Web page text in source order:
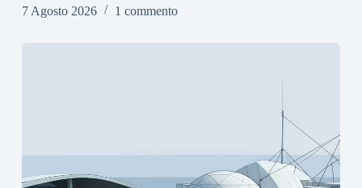
7 Agosto 2026
1 commento